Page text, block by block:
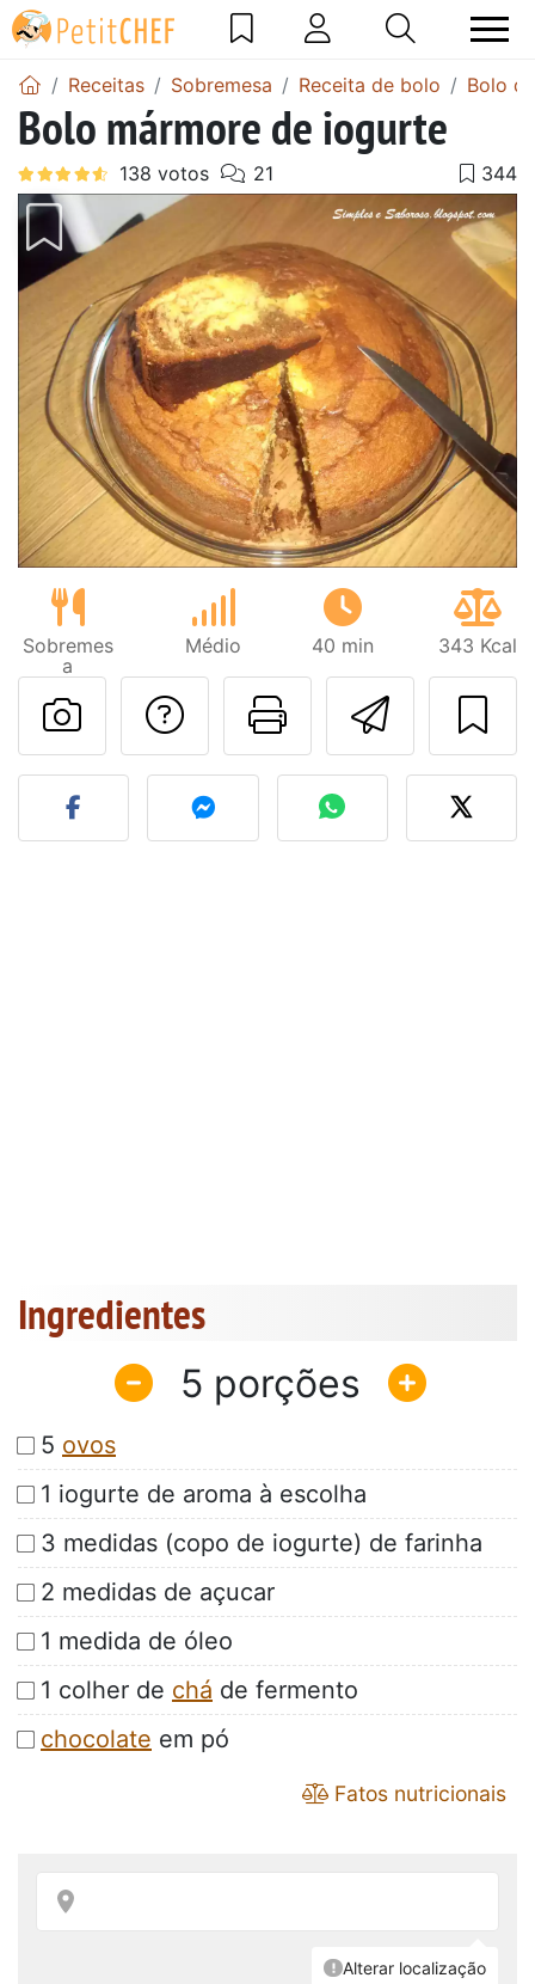
Receitas Sobremesa Receita de bolo Bolo
Bolo mármore de iogurte
Sobremes
a
Médio 40 min 343 Kcal
Imprima
Falar com o autor
Fez esta receita?
Ingredientes
5
5 ovos
1 iogurte de aroma à escolha
3 medidas (copo de iogurte) de farinha
2 medidas de açucar
1 medida de óleo
1 colher de chá de fermento
chocolate em pó
Fatos nutricionais